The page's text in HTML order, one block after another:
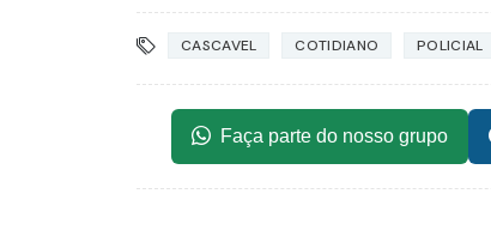
CASCAVEL COTIDIANO POLICIAL
Faça parte do nosso grupo